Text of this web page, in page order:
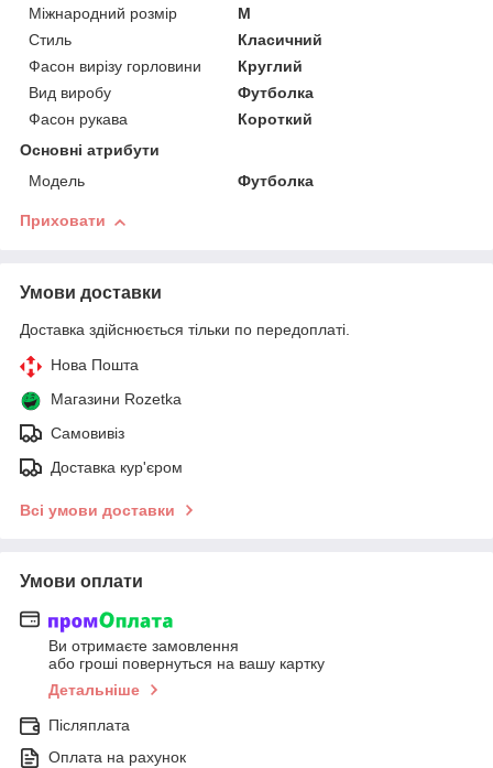
Міжнародний розмір
M
Стиль
Класичний
Фасон вирізу горловини
Круглий
Вид виробу
Футболка
Фасон рукава
Короткий
Основні атрибути
Модель
Футболка
Приховати
Умови доставки
Доставка здійснюється тільки по передоплаті.
Нова Пошта
Магазини Rozetka
Самовивіз
Доставка кур'єром
Всі умови доставки
Умови оплати
Ви отримаєте замовлення
або гроші повернуться на вашу картку
Детальніше
Післяплата
Оплата на рахунок